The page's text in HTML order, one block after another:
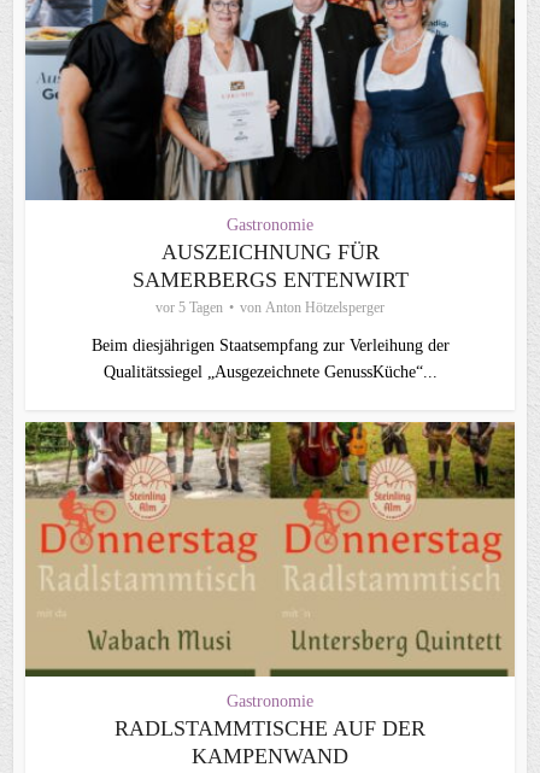
Gastronomie
AUSZEICHNUNG FÜR
SAMERBERGS ENTENWIRT
vor 5 Tagen von Anton Hötzelsperger
Beim diesjährigen Staatsempfang zur Verleihung der
Qualitätssiegel „Ausgezeichnete GenussKüche“...
Gastronomie
RADLSTAMMTISCHE AUF DER
KAMPENWAND